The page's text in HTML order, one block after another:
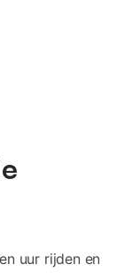
uur rijden en